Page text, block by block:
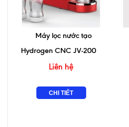
Máy lọc nước tạo
Hydrogen CNC JV-200
Liên hệ
CHI TIẾT